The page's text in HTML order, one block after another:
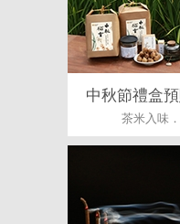
中秋節禮盒
茶米入味